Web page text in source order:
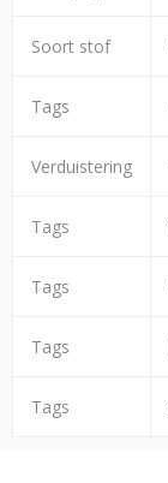
Soort stof
Tags
Verduistering
Tags
Tags
Tags
Tags